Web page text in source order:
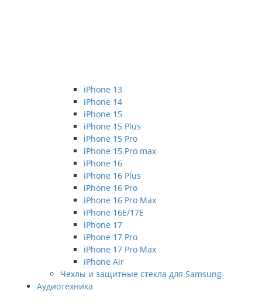
iPhone 13
iPhone 14
iPhone 15
iPhone 15 Plus
iPhone 15 Pro
iPhone 15 Pro max
iPhone 16
iPhone 16 Plus
iPhone 16 Pro
iPhone 16 Pro Max
iPhone 16E/17E
iPhone 17
iPhone 17 Pro
iPhone 17 Pro Max
iPhone Air
Чехлы и защитные стекла для Samsung
Аудиотехника